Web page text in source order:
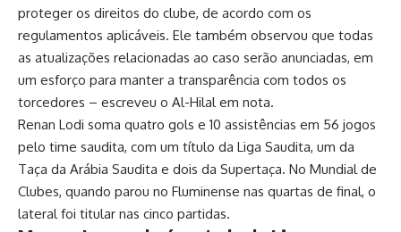
proteger os direitos do clube, de acordo com os
regulamentos aplicáveis. Ele também observou que todas
as atualizações relacionadas ao caso serão anunciadas, em
um esforço para manter a transparência com todos os
torcedores – escreveu o Al-Hilal em nota.
Renan Lodi soma quatro gols e 10 assistências em 56 jogos
pelo time saudita, com um título da Liga Saudita, um da
Taça da Arábia Saudita e dois da Supertaça. No Mundial de
Clubes, quando parou no Fluminense nas quartas de final, o
lateral foi titular nas cinco partidas.